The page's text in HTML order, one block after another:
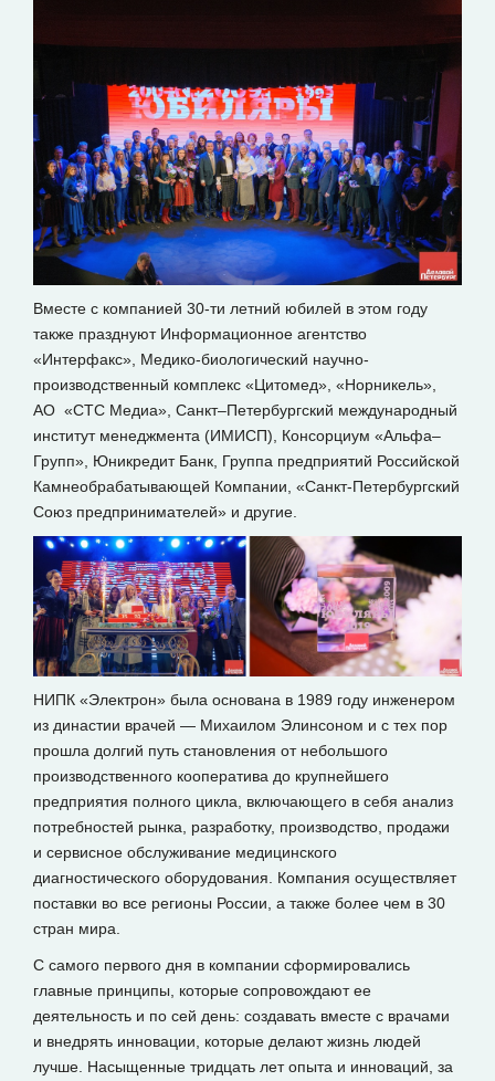
Вместе с компанией 30-ти летний юбилей в этом году
также празднуют Информационное агентство
«Интерфакс», Медико-биологический научно-
производственный комплекс «Цитомед», «Норникель»,
АО «СТС Медиа», Санкт–Петербургский международный
институт менеджмента (ИМИСП), Консорциум «Альфа–
Групп», Юникредит Банк, Группа предприятий Российской
Камнеобрабатывающей Компании, «Санкт-Петербургский
Союз предпринимателей» и другие.
НИПК «Электрон» была основана в 1989 году инженером
из династии врачей — Михаилом Элинсоном и с тех пор
прошла долгий путь становления от небольшого
производственного кооператива до крупнейшего
предприятия полного цикла, включающего в себя анализ
потребностей рынка, разработку, производство, продажи
и сервисное обслуживание медицинского
диагностического оборудования. Компания осуществляет
поставки во все регионы России, а также более чем в 30
стран мира.
С самого первого дня в компании сформировались
главные принципы, которые сопровождают ее
деятельность и по сей день: создавать вместе с врачами
и внедрять инновации, которые делают жизнь людей
лучше. Насыщенные тридцать лет опыта и инноваций, за